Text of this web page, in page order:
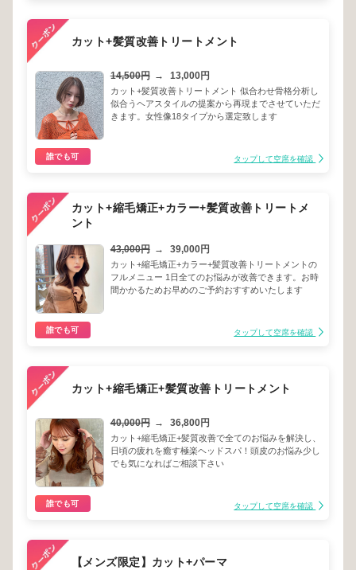
カット+髪質改善トリートメント
14,500円 → 13,000円
カット+髪質改善トリートメント 似合わせ骨格分析し
似合うヘアスタイルの提案から再現までさせていただ
きます。女性像18タイプから選定致します
誰でも可 タップして空席を確認
カット+縮毛矯正+カラー+髪質改善トリートメ
ント
43,000円 → 39,000円
カット+縮毛矯正+カラー+髪質改善トリートメントの
フルメニュー 1日全てのお悩みが改善できます。お時
間かかるためお早めのご予約おすすめいたします
誰でも可 タップして空席を確認
カット+縮毛矯正+髪質改善トリートメント
40,000円 → 36,800円
カット+縮毛矯正+髪質改善で全てのお悩みを解決し、
日頃の疲れを癒す極楽ヘッドスパ！頭皮のお悩み少し
でも気になればご相談下さい
誰でも可 タップして空席を確認
【メンズ限定】カット+パーマ